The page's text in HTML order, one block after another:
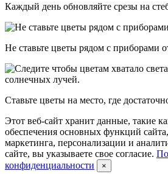
Каждый день обновляйте срезы на
Не ставьте цветы рядом с приборами
Ставьте цветы на место, где
Этот веб-сайт хранит данные, такие
обеспечения основных функций
маркетинга, персонализации и
сайте, вы указываете свое согласие.
конфиденциальности
×